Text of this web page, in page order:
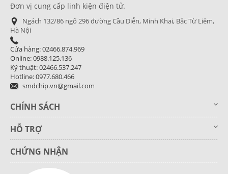
Đơn vị cung cấp linh kiện điện tử.
Ngách 132/86 ngõ 296 đường Cầu Diễn, Minh Khai, Bắc Từ Liêm,
Hà Nội
Cửa hàng: 02466.874.969
Online: 0988.125.136
Kỹ thuật: 02466.537.247
Hotline: 0977.680.466
smdchip.vn@gmail.com
CHÍNH SÁCH
HỖ TRỢ
CHỨNG NHẬN